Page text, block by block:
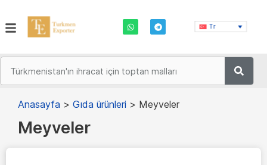
Tr
Anasayfa > Gıda ürünleri > Meyveler
Meyveler